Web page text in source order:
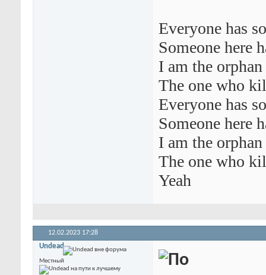
Everyone has
Someone here
I am the orphan
The one who
Everyone has
Someone here
I am the orphan
The one who
Yeah
12.02.2023 17:28
Undead
Местный